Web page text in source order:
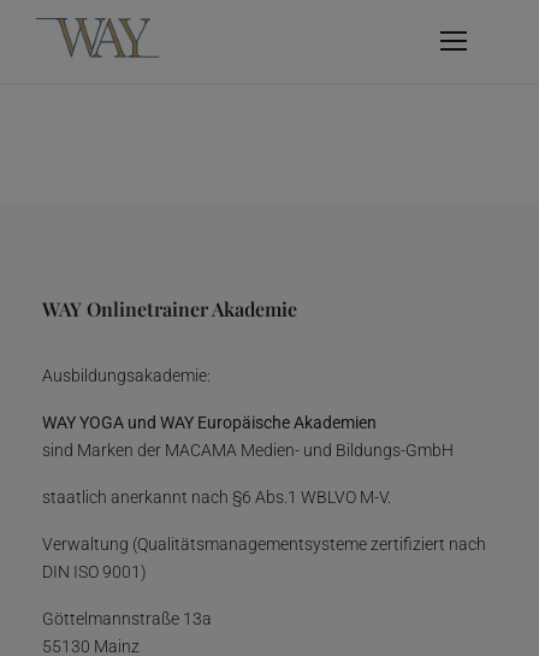
WAY Onlinetrainer Akademie
Ausbildungsakademie:
WAY YOGA und WAY Europäische Akademien
sind Marken der MACAMA Medien- und Bildungs-GmbH
staatlich anerkannt nach §6 Abs.1 WBLVO M-V.
Verwaltung (Qualitätsmanagementsysteme zertifiziert nach
DIN ISO 9001)
Göttelmannstraße 13a
55130 Mainz